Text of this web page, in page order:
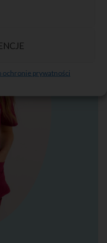
ochronie prywatności